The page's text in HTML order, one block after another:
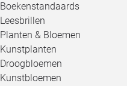
Boekenstandaards
Leesbrillen
Planten & Bloemen
Kunstplanten
Droogbloemen
Kunstbloemen